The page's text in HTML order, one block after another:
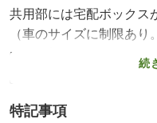
共用部には宅配ボック
（車のサイズに制限あ
い）角部屋でリビング側
貸保証等：加入要（あ
契約時は保証会社加入必
続
特記事項